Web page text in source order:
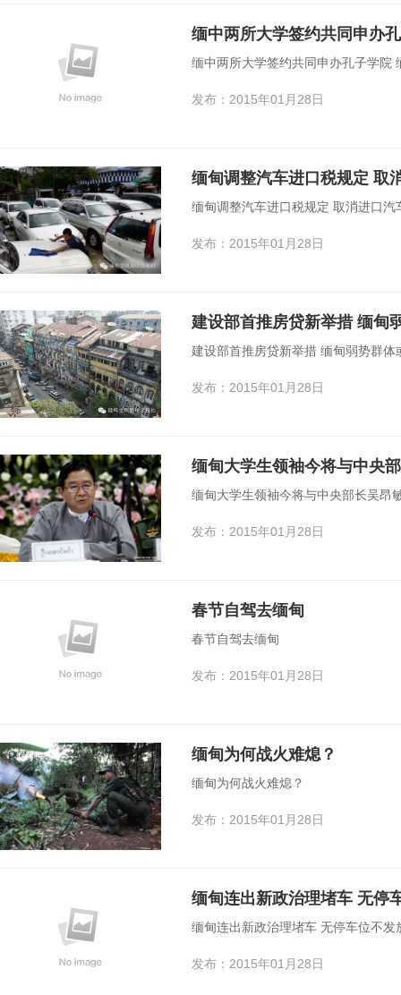
缅中两所大学签约共同申办孔子学院
发布：2015年01月28日
缅甸调整汽车进口税规定 取
缅甸调整汽车进口税规
发布：2015年01月28日
建设部首推房贷新举措 缅甸
建设部首推房贷新举措 缅甸弱势群体
发布：2015年01月28日
缅甸大学生领袖今将与中央
缅甸大学生领袖今将与中央部长吴昂
发布：2015年01月28日
春节自驾去缅甸
春节自驾去缅甸
发布：2015年01月28日
缅甸为何战火难熄？
缅甸为何战火难熄？
发布：2015年01月28日
缅甸连出新政治理堵车 无停
缅甸连出新政治理堵车 无停车位不发
发布：2015年01月28日